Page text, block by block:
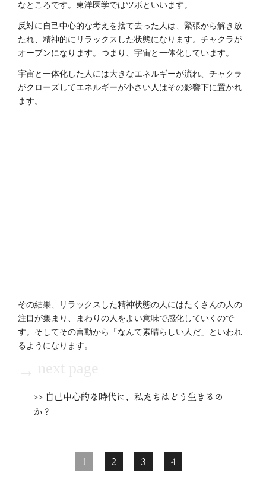
なところです。東洋医学ではツボといいます。
反対に自己中心的な考えを捨て去った人は、緊張から解き放
たれ、精神的にリラックスした状態になります。チャクラが
オープンになります。つまり、宇宙と一体化しています。
宇宙と一体化した人には大きなエネルギーが流れ、チャクラ
がクローズしてエネルギーが小さい人はその影響下に置かれ
ます。
その結果、リラックスした精神状態の人にはたくさんの人の
注目が集まり、まわりの人をよい意味で感化していくので
す。そしてその言動から「なんて素晴らしい人だ」といわれ
るようになります。
>> 自己中心的な時代に、私たちはどう生きるの
か？
1 2 3 4